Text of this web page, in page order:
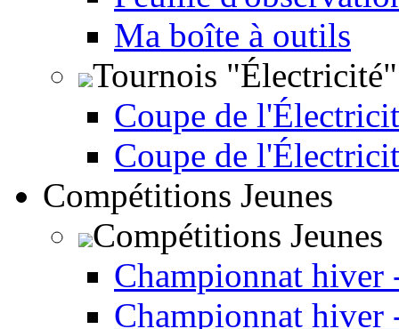
Ma boîte à outils
Tournois "Électricité"
Coupe de
Coupe de
Compétitions Jeunes
Compétitions Jeunes
Championnat hiver
Championnat hiver